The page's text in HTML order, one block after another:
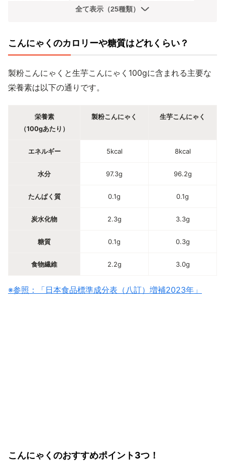
全て表示（25種類）
こんにゃくのカロリーや糖質はどれくらい？
製粉こんにゃくと生芋こんにゃく100gに含まれる主要な
栄養素は以下の通りです。
栄養素
（100gあたり）
製粉こんにゃく 生芋こんにゃく
エネルギー 5kcal 8kcal
水分 97.3g 96.2g
たんぱく質 0.1g 0.1g
炭水化物 2.3g 3.3g
糖質 0.1g 0.3g
食物繊維 2.2g 3.0g
※参照：「日本食品標準成分表（八訂）増補2023年」
こんにゃくのおすすめポイント3つ！